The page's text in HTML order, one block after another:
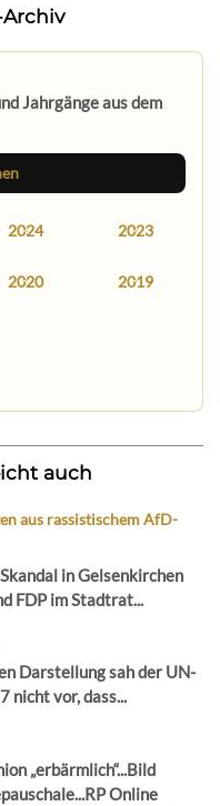
Jahrgänge aus dem
2024 2023
2020 2019
auch
aus rassistischem AfD-
in Gelsenkirchen
FDP im Stadtrat...
Darstellung sah der UN-
nicht vor, dass...
„erbärmlich“...Bild
Online